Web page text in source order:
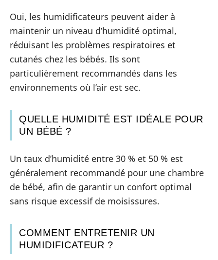
Oui, les humidificateurs peuvent aider à
maintenir un niveau d’humidité optimal,
réduisant les problèmes respiratoires et
cutanés chez les bébés. Ils sont
particulièrement recommandés dans les
environnements où l’air est sec.
QUELLE HUMIDITÉ EST IDÉALE POUR
UN BÉBÉ ?
Un taux d’humidité entre 30 % et 50 % est
généralement recommandé pour une chambre
de bébé, afin de garantir un confort optimal
sans risque excessif de moisissures.
COMMENT ENTRETENIR UN
HUMIDIFICATEUR ?